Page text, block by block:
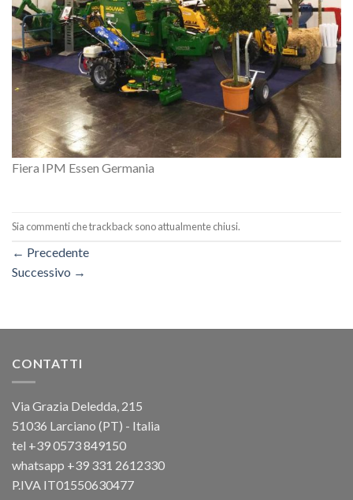
Fiera IPM Essen Germania
Sia commenti che trackback sono attualmente chiusi.
← Precedente
Successivo →
CONTATTI
Via Grazia Deledda, 215
51036 Larciano (PT) - Italia
tel +39 0573 849150
whatsapp +39 331 2612330
P.IVA IT01550630477